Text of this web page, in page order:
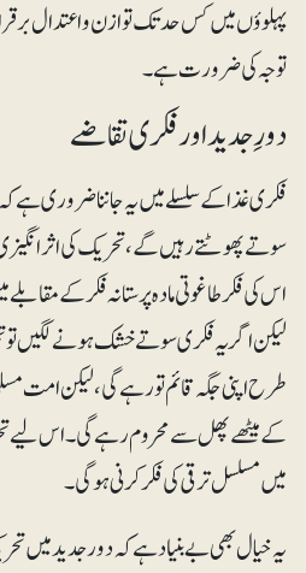
پہلوؤں میں کس حد تک توازن و اعتدال
توجہ کی ضرورت ہے۔
دورِ جدید اور فکری تقاضے
فکری غذاکے سلسلے میں یہ جاننا ضروری ہے
سوتے پھوٹتے رہیں گے ، تحریک کی اثر
اس کی فکر طاغوتی مادہ پرستانہ فکر کے
لیکن اگر یہ فکری سوتے خشک ہونے لگیں
طرح اپنی جگہ قائم تو رہے گی، لیکن امت
کے میٹھے پھل سے محروم رہے گی۔اس لیے
میں مسلسل ترقی کی فکر کرنی ہو گی۔
یہ خیال بھی بے بنیاد ہے کہ دور جدید میں